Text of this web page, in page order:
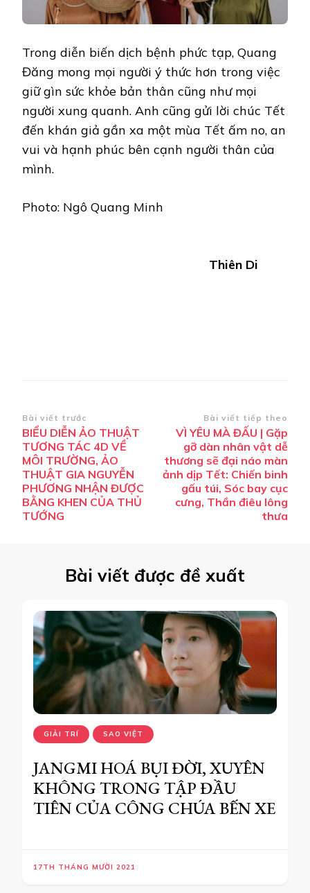
Trong diễn biến dịch bệnh phức tạp, Quang
Đăng mong mọi người ý thức hơn trong việc
giữ gìn sức khỏe bản thân cũng như mọi
người xung quanh. Anh cũng gửi lời chúc Tết
đến khán giả gần xa một mùa Tết ấm no, an
vui và hạnh phúc bên cạnh người thân của
mình.
Photo: Ngô Quang Minh
Thiên Di
Điều
hướng
bài
viết
Bài viết trước
BIỂU DIỄN ẢO THUẬT
TƯƠNG TÁC 4D VỀ
MÔI TRƯỜNG, ẢO
THUẬT GIA NGUYỄN
PHƯƠNG NHẬN ĐƯỢC
BẰNG KHEN CỦA THỦ
TƯỚNG
Bài viết tiếp theo
VÌ YÊU MÀ ĐẤU | Gặp
gỡ dàn nhân vật dễ
thương sẽ đại náo màn
ảnh dịp Tết: Chiến binh
gấu túi, Sóc bay cục
cưng, Thần điêu lông
thưa
Bài viết được đề xuất
GIẢI TRÍ SAO VIỆT
JANGMI HOÁ BỤI ĐỜI, XUYÊN
KHÔNG TRONG TẬP ĐẦU
TIÊN CỦA CÔNG CHÚA BẾN XE
17TH THÁNG MƯỜI 2021